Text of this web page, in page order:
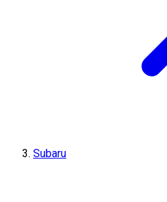
Subaru